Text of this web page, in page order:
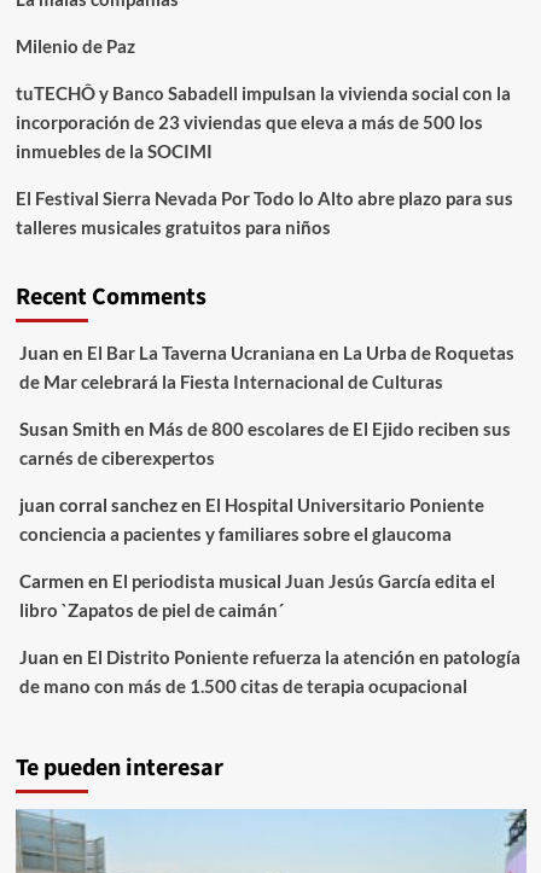
Milenio de Paz
tuTECHÔ y Banco Sabadell impulsan la vivienda social con la
incorporación de 23 viviendas que eleva a más de 500 los
inmuebles de la SOCIMI
El Festival Sierra Nevada Por Todo lo Alto abre plazo para sus
talleres musicales gratuitos para niños
Recent Comments
Juan en El Bar La Taverna Ucraniana en La Urba de Roquetas
de Mar celebrará la Fiesta Internacional de Culturas
Susan Smith en Más de 800 escolares de El Ejido reciben sus
carnés de ciberexpertos
juan corral sanchezen El Hospital Universitario Poniente
conciencia a pacientes y familiares sobre el glaucoma
Carmen en El periodista musical Juan Jesús García edita el
libro `Zapatos de piel de caimán´
Juan en El Distrito Poniente refuerza la atención en patología
de mano con más de 1.500 citas de terapia ocupacional
Te pueden interesar